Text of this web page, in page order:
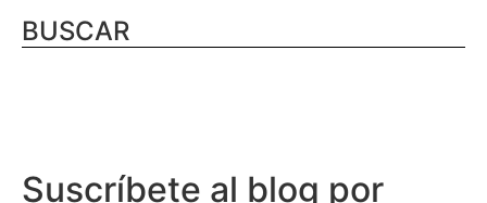
BUSCAR
Suscríbete al blog por